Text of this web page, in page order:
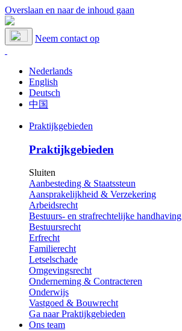
Overslaan en naar de inhoud gaan
Neem contact op
Nederlands
English
Deutsch
中国
Praktijkgebieden
Praktijkgebieden
Sluiten
Aanbesteding & Staatssteun
Aansprakelijkheid & Verzekering
Arbeidsrecht
Bestuurs- en strafrechtelijke handhaving
Bestuursrecht
Erfrecht
Familierecht
Letselschade
Omgevingsrecht
Onderneming & Contracteren
Onderwijs
Vastgoed & Bouwrecht
Ga naarPraktijkgebieden
Ons team